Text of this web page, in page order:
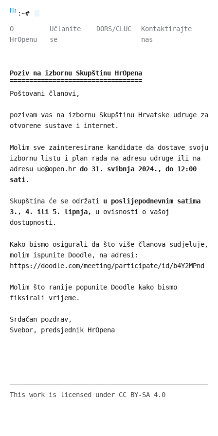
HrOpen
:~#
O
HrOpenu
Učlanite
se
DORS/CLUC
Kontaktirajte
nas
Poziv na izbornu Skupštinu HrOpena
Poštovani članovi,
pozivam vas na izbornu Skupštinu Hrvatske udruge za
otvorene sustave i internet.
Molim sve zainteresirane kandidate da dostave svoju
izbornu listu i plan rada na adresu udruge ili na
adresu uo@open.hr do 31. svibnja 2024., do 12:00
sati .
Skupština će se održati u poslijepodnevnim satima
3., 4. ili 5. lipnja,
u ovisnosti o vašoj
dostupnosti.
Kako bismo osigurali da što više članova sudjeluje,
molim ispunite Doodle, na adresi:
https://doodle.com/meeting/participate/id/b4Y2MPnd
Molim što ranije popunite Doodle kako bismo
fiksirali vrijeme.
Srdačan pozdrav,
Svebor, predsjednik HrOpena
This work is licensed under CC BY-SA 4.0